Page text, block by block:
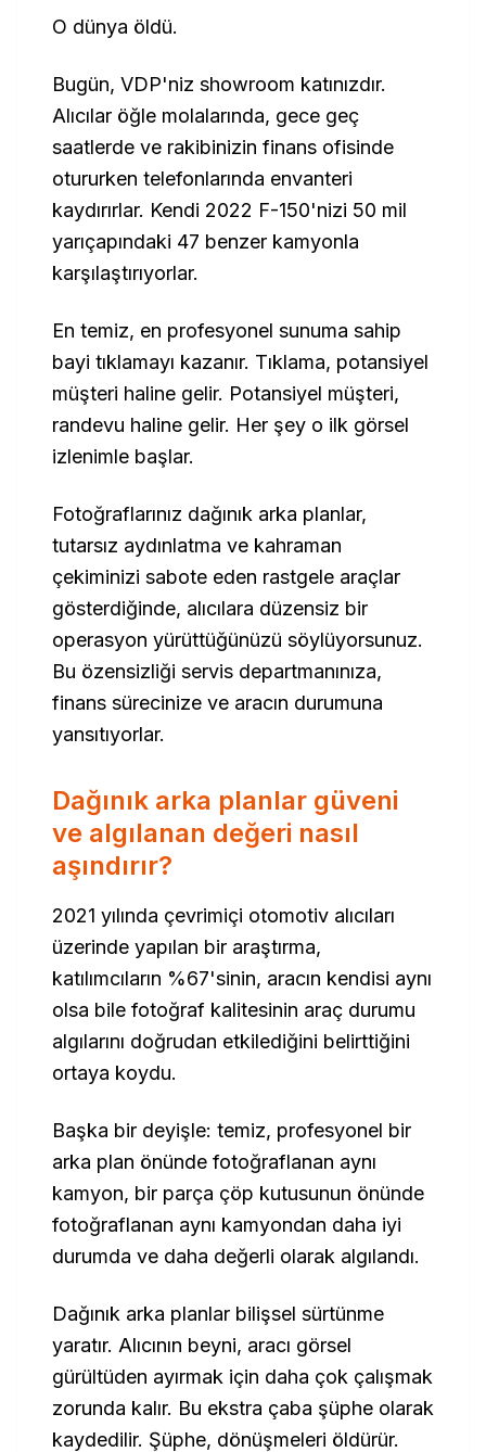
O dünya öldü.
Bugün, VDP'niz showroom katınızdır.
Alıcılar öğle molalarında, gece geç
saatlerde ve rakibinizin finans ofisinde
otururken telefonlarında envanteri
kaydırırlar. Kendi 2022 F-150'nizi 50 mil
yarıçapındaki 47 benzer kamyonla
karşılaştırıyorlar.
En temiz, en profesyonel sunuma sahip
bayi tıklamayı kazanır. Tıklama, potansiyel
müşteri haline gelir. Potansiyel müşteri,
randevu haline gelir. Her şey o ilk görsel
izlenimle başlar.
Fotoğraflarınız dağınık arka planlar,
tutarsız aydınlatma ve kahraman
çekiminizi sabote eden rastgele araçlar
gösterdiğinde, alıcılara düzensiz bir
operasyon yürüttüğünüzü söylüyorsunuz.
Bu özensizliği servis departmanınıza,
finans sürecinize ve aracın durumuna
yansıtıyorlar.
Dağınık arka planlar güveni
ve algılanan değeri nasıl
aşındırır?
2021 yılında çevrimiçi otomotiv alıcıları
üzerinde yapılan bir araştırma,
katılımcıların %67'sinin, aracın kendisi aynı
olsa bile fotoğraf kalitesinin araç durumu
algılarını doğrudan etkilediğini belirttiğini
ortaya koydu.
Başka bir deyişle: temiz, profesyonel bir
arka plan önünde fotoğraflanan aynı
kamyon, bir parça çöp kutusunun önünde
fotoğraflanan aynı kamyondan daha iyi
durumda ve daha değerli olarak algılandı.
Dağınık arka planlar bilişsel sürtünme
yaratır. Alıcının beyni, aracı görsel
gürültüden ayırmak için daha çok çalışmak
zorunda kalır. Bu ekstra çaba şüphe olarak
kaydedilir. Şüphe, dönüşmeleri öldürür.